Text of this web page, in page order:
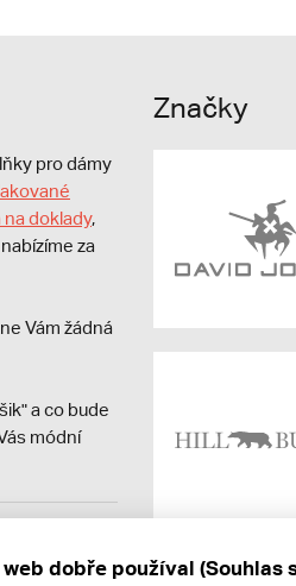
pro dámy
na doklady,
za
Vám žádná
a co bude
módní
Značky
dobře používal (Souhlas